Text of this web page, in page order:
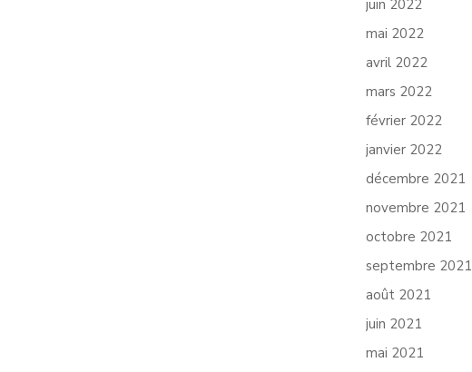
juin 2022
mai 2022
avril 2022
mars 2022
février 2022
janvier 2022
décembre 2021
novembre 2021
octobre 2021
septembre 2021
août 2021
juin 2021
mai 2021